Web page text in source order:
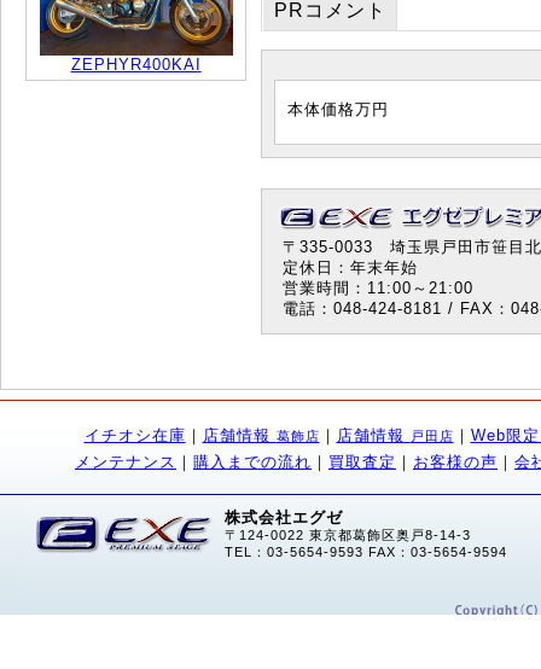
ZEPHYR400KAI
PRコメント
本体価格万円
〒335-0033 埼玉県戸田市笹目
定休日：年末年始
営業時間：11:00～21:00
電話：048-424-8181 / FAX：
イチオシ在庫 ｜ 店舗情報 葛飾店 ｜ 店舗情報 戸田店 ｜ Web限
メンテナンス ｜ 購入までの流れ ｜ 買取査定 ｜ お客様の声 ｜ 会
株式会社エグゼ
〒124-0022 東京都葛飾区奥戸8-14-3
TEL：03-5654-9593 FAX：03-5654-9594